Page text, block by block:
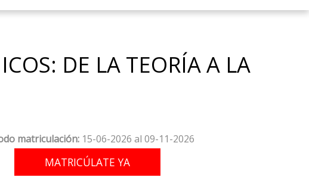
DE LA TEORÍA A LA
matriculación: 15-06-2026 al 09-11-2026